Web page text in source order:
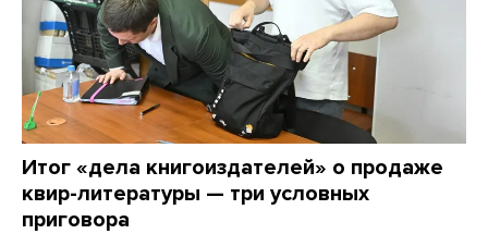
Итог «дела книгоиздателей» о продаже
квир-литературы — три условных
приговора